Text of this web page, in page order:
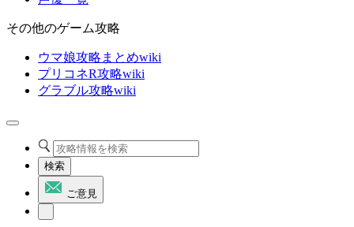
その他のゲーム攻略
ウマ娘攻略まとめwiki
プリコネR攻略wiki
グラブル攻略wiki
検索
ご意見